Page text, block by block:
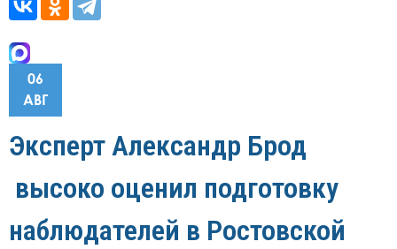
06
АВГ
Эксперт Александр Брод
высоко оценил подготовку
наблюдателей в Ростовской